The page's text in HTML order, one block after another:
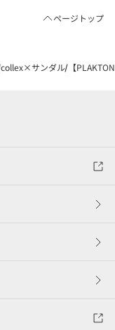
ページトップ
collex×サンダル 【